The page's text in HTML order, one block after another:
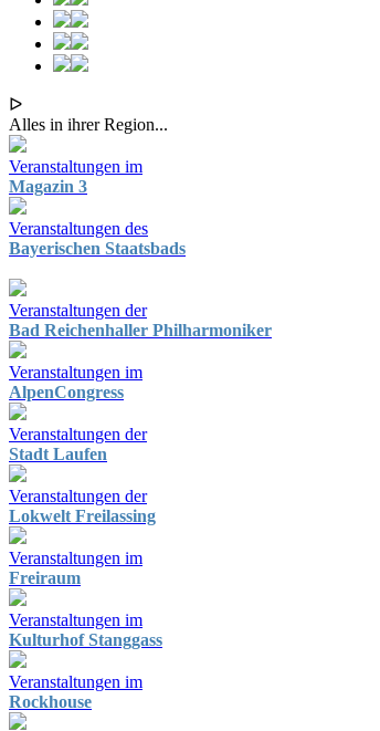
ᐅ
Alles in ihrer Region...
Veranstaltungen im
Magazin 3
Veranstaltungen des
Bayerischen Staatsbads
Veranstaltungen der
Bad Reichenhaller Philharmoniker
Veranstaltungen im
AlpenCongress
Veranstaltungen der
Stadt Laufen
Veranstaltungen der
Lokwelt Freilassing
Veranstaltungen im
Freiraum
Veranstaltungen im
Kulturhof Stanggass
Veranstaltungen im
Rockhouse